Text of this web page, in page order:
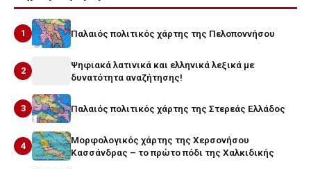
1 Παλαιός πολιτικός χάρτης της Πελοποννήσου
2
Ψηφιακά λατινικά και ελληνικά λεξικά με
δυνατότητα αναζήτησης!
3 Παλαιός πολιτικός χάρτης της Στερεάς Ελλάδος
4
Μορφολογικός χάρτης της Χερσονήσου
Κασσάνδρας – το πρώτο πόδι της Χαλκιδικής